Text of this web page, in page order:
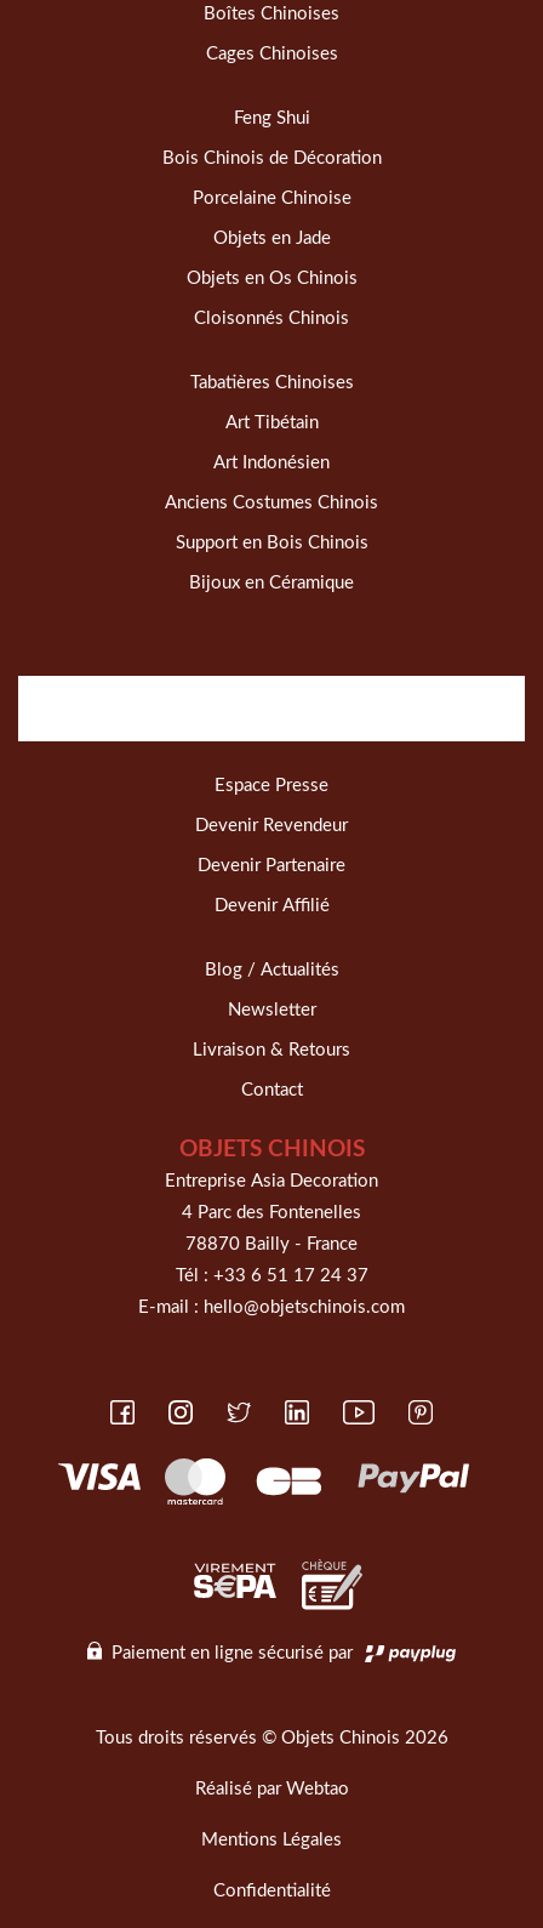
Boîtes Chinoises
Cages Chinoises
Feng Shui
Bois Chinois de Décoration
Porcelaine Chinoise
Objets en Jade
Objets en Os Chinois
Cloisonnés Chinois
Tabatières Chinoises
Art Tibétain
Art Indonésien
Anciens Costumes Chinois
Support en Bois Chinois
Bijoux en Céramique
Espace Presse
Devenir Revendeur
Devenir Partenaire
Devenir Affilié
Blog / Actualités
Newsletter
Livraison & Retours
Contact
OBJETS CHINOIS
Entreprise Asia Decoration
4 Parc des Fontenelles
78870 Bailly - France
Tél : +33 6 51 17 24 37
E-mail : hello@objetschinois.com
Paiement en ligne sécurisé par
Tous droits réservés © Objets Chinois 2026
Réalisé par Webtao
Mentions Légales
Confidentialité